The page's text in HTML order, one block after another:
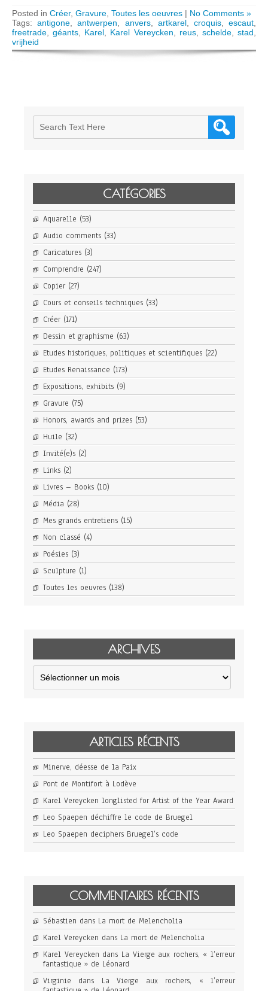
Posted in Créer, Gravure Toutes les oeuvres | No Comments »
Tags:antigone ,antwerpen anvers, artkarel, croquis,escaut
freetrade ,géants Karel Karel Vereycken reus, schelde,stad
vrijheid
CATÉGORIES
Aquarelle (53)
Audio comments (33)
Caricatures (3)
Comprendre (247)
Copier (27)
Cours et conseils techniques (33)
Créer (171)
Dessin et graphisme (63)
Etudes historiques, politiques et scientifiques (22)
Etudes Renaissance (173)
Expositions, exhibits (9)
Gravure (75)
Honors, awards and prizes (53)
Huile (32)
Invité(e)s (2)
Links (2)
Livres – Books (10)
Média (28)
Mes grands entretiens (15)
Non classé (4)
Poésies (3)
Sculpture (1)
Toutes les oeuvres (138)
ARCHIVES
Archives
ARTICLES RÉCENTS
Minerve, déesse de la Paix
Pont de Montifort à Lodève
Karel Vereycken longlisted for Artist of the Year Award
Leo Spaepen déchiffre le code de Bruegel
Leo Spaepen deciphers Bruegel’s code
COMMENTAIRES RÉCENTS
Sébastien dans La mort de Melencholia
Karel Vereycken dans La mort de Melencholia
Karel Vereycken dans La Vierge aux rochers, « l’erreur
fantastique » de Léonard
Virginie dans La Vierge aux rochers, « l’erreur